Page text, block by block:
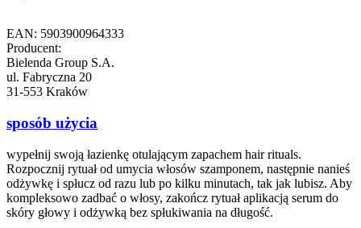
EAN: 5903900964333
Producent:
Bielenda Group S.A.
ul. Fabryczna 20
31-553 Kraków
sposób użycia
wypełnij swoją łazienkę otulającym zapachem hair rituals.
Rozpocznij rytuał od umycia włosów szamponem, następnie nanieś
odżywkę i spłucz od razu lub po kilku minutach, tak jak lubisz. Aby
kompleksowo zadbać o włosy, zakończ rytuał aplikacją serum do
skóry głowy i odżywką bez spłukiwania na długość.